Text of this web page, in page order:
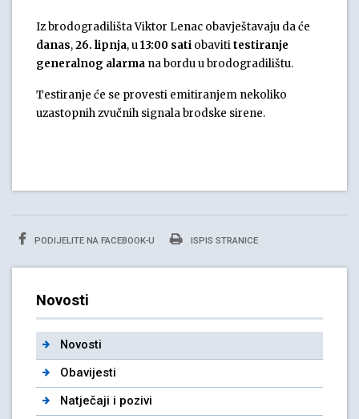
Iz brodogradilišta Viktor Lenac obavještavaju da će
danas,26. lipnja, u13:00 sati obavititestiranje
generalnog alarma na bordu u brodogradilištu.
Testiranje će se provesti emitiranjem nekoliko
uzastopnih zvučnih signala brodske sirene.
PODIJELITE NA FACEBOOK-U ISPIS STRANICE
Novosti
Novosti
Obavijesti
Natječaji i pozivi